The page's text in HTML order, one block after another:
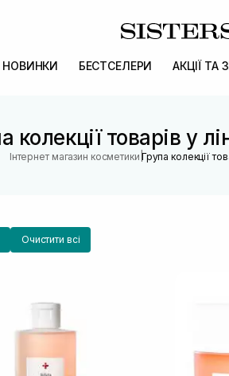
НОВИНКИ БЕСТСЕЛЕРИ АКЦІЇ ТА
колекції товарів у
Інтернет магазин косметики |Група колекції
Очистити всі